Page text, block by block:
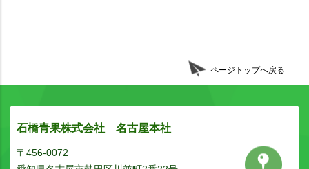
ページトップへ戻る
石橋青果株式会社 名古屋本社
〒456-0072